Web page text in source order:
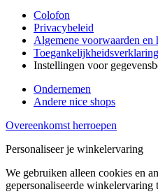
Colofon
Privacybeleid
Algemene voorwaarden en
Toegankelijkheidsverklaring
Instellingen voor
Ondernemen
Andere nice shops
Overeenkomst herroepen
Personaliseer je winkelervaring
We gebruiken alleen cookies en
gepersonaliseerde